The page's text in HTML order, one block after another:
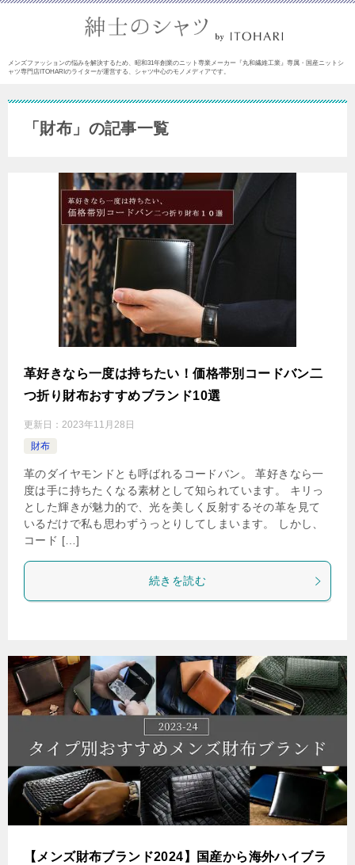
メンズファッションの悩みを解決するため、昭和31年創業のニット専業メーカー『丸和繊維工業』専属・国産ニットシ
ャツ専門店ITOHARIのライターが運営する、シャツ中心のモノメディアです。
「財布」の記事一覧
革好きなら一度は持ちたい！価格帯別コードバン二
つ折り財布おすすめブランド10選
更新日： 2023年11月28日
財布
革のダイヤモンドとも呼ばれるコードバン。 革好きなら一
度は手に持ちたくなる素材として知られています。 キリっ
とした輝きが魅力的で、光を美しく反射するその革を見て
いるだけで私も思わずうっとりしてしまいます。 しかし、
コード […]
続きを読む
【メンズ財布ブランド2024】国産から海外ハイブラ